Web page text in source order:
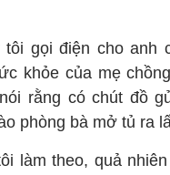
tôi gọi điện cho anh
khỏe của mẹ
rằng có chút đồ
phòng bà mở tủ ra
làm theo, quả